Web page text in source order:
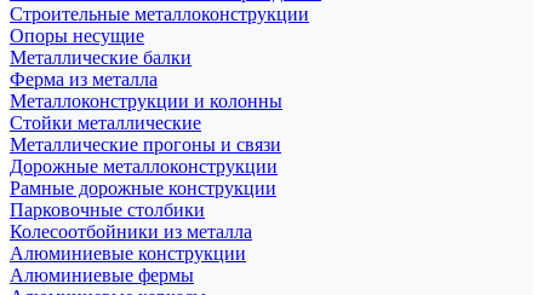
Строительные металлоконструкции
Опоры несущие
Металлические балки
Ферма из металла
Металлоконструкции и колонны
Стойки металлические
Металлические прогоны и связи
Дорожные металлоконструкции
Рамные дорожные конструкции
Парковочные столбики
Колесоотбойники из металла
Алюминиевые конструкции
Алюминиевые фермы